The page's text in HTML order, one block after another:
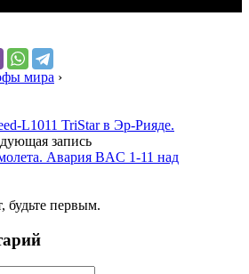
мира ›
L1011 TriStar в Эр-Рияде.
запись
Авария BAC 1-11 над
будьте первым.